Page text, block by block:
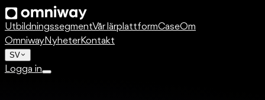
UtbildningssegmentVår lärplattformCaseOm
OmniwayNyheterKontakt
SV
Logga in